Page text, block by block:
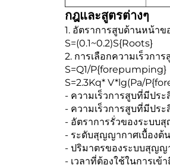
กฎและสูตรต่างๆ
1. อัตราการสูบด้านหน้า
S=(0.1~0.2)S{Roots}
2. การเลือกความเร็วก
S=Q1/P{forepumping}
S=2.3Kq* V*lg(Pa/
- ความเร็วการสูบที่มีปร
- ความเร็วการสูบที่มีปร
- อัตราการรั่วของระบบ
- ระดับสุญญากาศเบื้องต้
- ปริมาตรของระบบสุญญ
- เวลาที่ต้องใช้ในการเ